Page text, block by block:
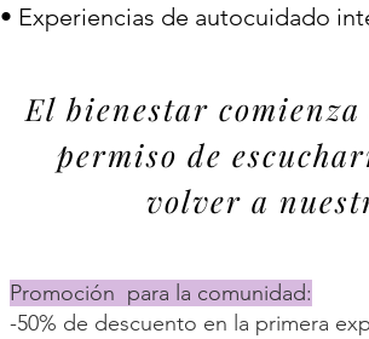
• Experiencias de autocuidado
El bienestar comienza
permiso de
volver a
Promoción para la comunidad:
-50% de descuento en la primera